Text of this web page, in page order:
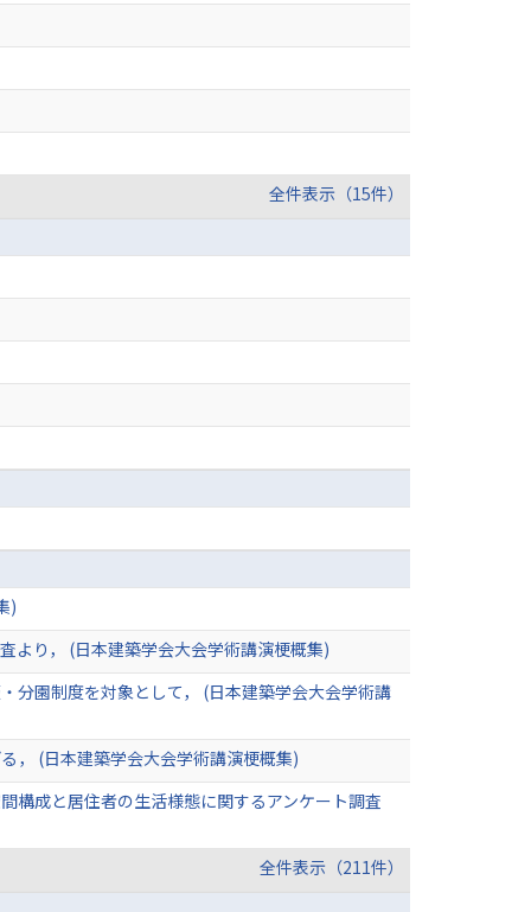
全件表示（15件）
)
より， (日本建築学会大会学術講演梗概集)
園制度を対象として， (日本建築学会大会学術講
， (日本建築学会大会学術講演梗概集)
成と居住者の生活様態に関するアンケート調査
全件表示（211件）